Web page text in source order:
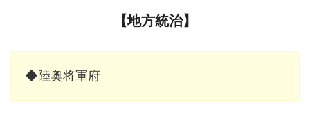
【地方統治】
◆陸奥将軍府